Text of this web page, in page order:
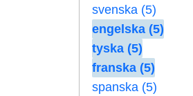
svenska (5)
engelska (5)
tyska (5)
franska (5)
spanska (5)